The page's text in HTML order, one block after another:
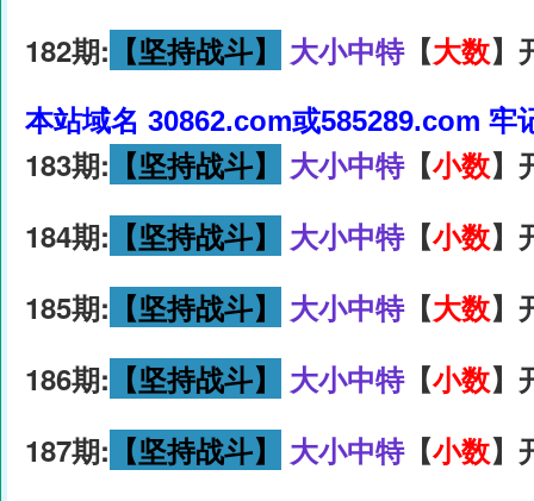
182期: 【坚持战斗】 大小中特【大数】
本站域名 30862.com或585289.com 牢
183期: 【坚持战斗】 大小中特【小数】
184期: 【坚持战斗】 大小中特【小数】
185期: 【坚持战斗】 大小中特【大数】
186期: 【坚持战斗】 大小中特【小数】
187期: 【坚持战斗】 大小中特【小数】